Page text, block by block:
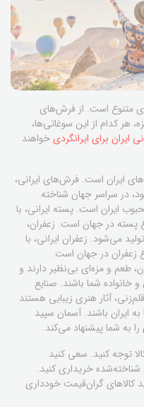
متنوع است. از فرش‌های
هر کدام از این سوغاتی‌ها،
ایران برای ایرانگردیخواهند
ایران است. فرش‌های ایرانی،
در سراسر جهان شناخته
ایران است. پسته ایرانی، با
پسته در جهان است. زعفران،
می‌شود. زعفران ایرانی، با
زعفران در جهان است.
طعم و مزه‌ای بی‌نظیر دارند و
خانواده شما باشند. صنایع
آثار هنری زیبایی هستند
ایران باشند. آسمان سپید
را به شما پیشنهاد می‌کند.
توجه کنید. سعی کنید
شناخته‌شده خریداری کنید.
کالاهای گران‌قیمت خودداری